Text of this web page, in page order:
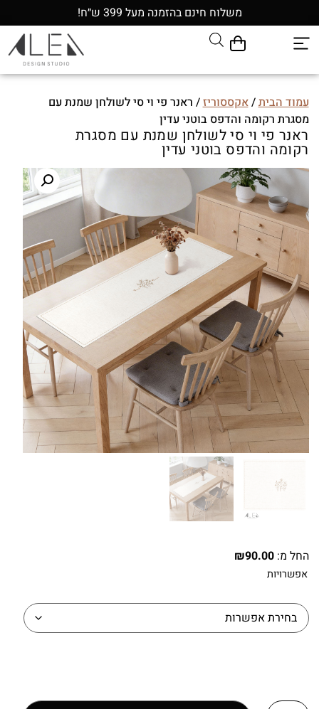
משלוח חינם בהזמנה מעל 399 ש״ח!
עמוד הבית/אקססוריז/ ראנר פי וי סי לשולחן שמנת עם
מסגרת רקומה והדפס בוטני עדין
ראנר פי וי סי לשולחן שמנת עם מסגרת
רקומה והדפס בוטני עדין
החל מ: ₪90.00
אפשרויות